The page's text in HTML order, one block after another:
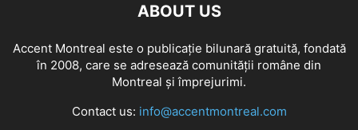
ABOUT US
Accent Montreal este o publicație bilunară gratuită, fondată
în 2008, care se adresează comunităţii române din
Montreal şi împrejurimi.
Contact us: info@accentmontreal.com